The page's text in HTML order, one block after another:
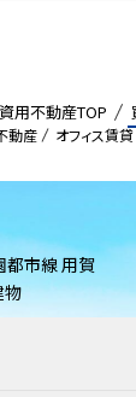
動産 オフィス賃貸
用不動産TOP
都市線 用賀
物